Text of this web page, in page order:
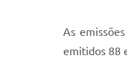
As
emitidos 88